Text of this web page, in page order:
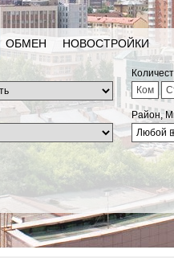
ОБМЕН НОВОСТРОЙКИ
Ком
Район,
Любой